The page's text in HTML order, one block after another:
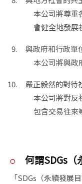
本公司將尊重
會健全地發展
與政府和行政單
本公司將與政
嚴正毅然的對待
本公司將對反
包含交易往來
何謂SDGs（
「SDGs（永續發